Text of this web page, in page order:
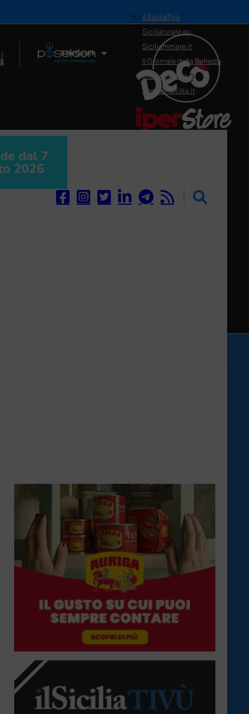
Il Network
il SiciliaTivù
Siciliarurale.eu
Siciliammare.it
Il Giornale della Bellezza
Siciliamedica.it
Sanitainsicilia.it